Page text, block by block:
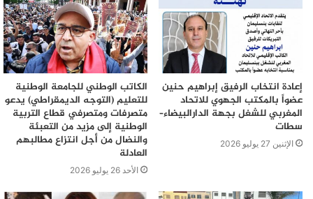
إعادة انتخاب الرفيق إبراهيم حنين
عضواً بالمكتب الجهوي للاتحاد
المغربي للشغل بجهة الدارالبيضاء–
سطات
الإثنين 27 يوليو 2026
الكاتب الوطني للجامعة الوطنية
للتعليم (التوجه الديمقراطي) يدعو
متصرفات ومتصرفي قطاع التربية
الوطنية إلى مزيد من التعبئة
والنضال من أجل انتزاع مطالبهم
العادلة
الأحد 26 يوليو 2026